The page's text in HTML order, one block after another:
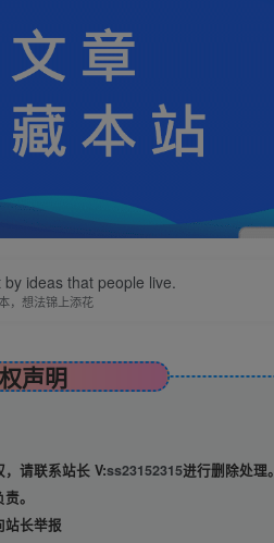
ideas that people live.
，想法锦上添花
声明
请联系站长 V:ss23152315进行删除处理。
。
站长举报